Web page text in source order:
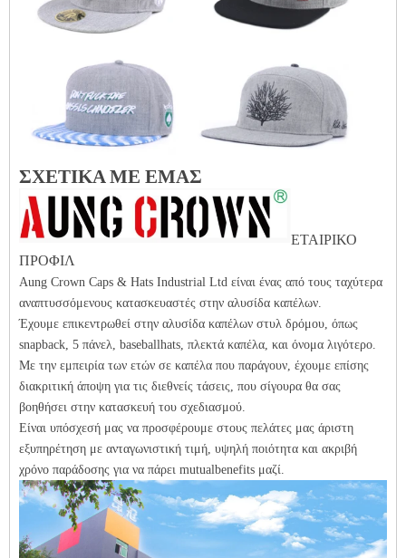
ΣΧΕΤΙΚΑ ΜΕ ΕΜΑΣ
ΕΤΑΙΡΙΚΟ
ΠΡΟΦΙΛ
Aung Crown Caps & Hats Industrial Ltd είναι ένας από τους ταχύτερα
αναπτυσσόμενους κατασκευαστές στην αλυσίδα καπέλων.
Έχουμε επικεντρωθεί στην αλυσίδα καπέλων στυλ δρόμου, όπως
snapback, 5 πάνελ, baseballhats, πλεκτά καπέλα, και όνομα λιγότερο.
Με την εμπειρία των ετών σε καπέλα που παράγουν, έχουμε επίσης
διακριτική άποψη για τις διεθνείς τάσεις, που σίγουρα θα σας
βοηθήσει στην κατασκευή του σχεδιασμού.
Είναι υπόσχεσή μας να προσφέρουμε στους πελάτες μας άριστη
εξυπηρέτηση με ανταγωνιστική τιμή, υψηλή ποιότητα και ακριβή
χρόνο παράδοσης για να πάρει mutualbenefits μαζί.